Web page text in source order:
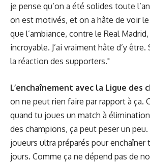
je pense qu’on a été solides toute
on est motivés, et on a hâte de voir le
que l’ambiance, contre le Real
incroyable. J’ai vraiment hâte d’y
la réaction des supporters."
L’enchaînement avec la Ligue des
on ne peut rien faire par rapport à ça.
quand tu joues un match à
des champions, ça peut peser un
joueurs ultra préparés pour enchaîner
jours. Comme ça ne dépend pas de